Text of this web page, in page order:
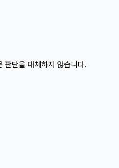
판단을 대체하지 않습니다.